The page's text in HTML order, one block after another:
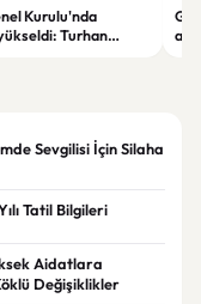
Kurulu'nda
Turhan
aile
Sevgilisi İçin Silaha
Tatil Bilgileri
Aidatlara
Değişiklikler